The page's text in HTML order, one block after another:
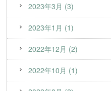
2023年3月 (3)
2023年1月 (1)
2022年12月 (2)
2022年10月 (1)